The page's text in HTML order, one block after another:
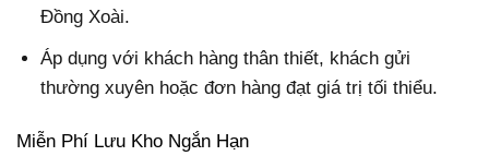
Đồng Xoài.
Áp dụng với khách hàng thân thiết, khách gửi
thường xuyên hoặc đơn hàng đạt giá trị tối thiểu.
Miễn Phí Lưu Kho Ngắn Hạn